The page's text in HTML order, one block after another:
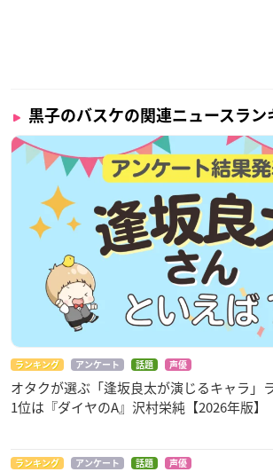
黒子のバスケの関連ニュースラン
ランキング アンケート 話題 声優
オタクが選ぶ「逢坂良太が演じるキャラ」
1位は『ダイヤのA』沢村栄純【2026年版】
ランキング アンケート 話題 声優